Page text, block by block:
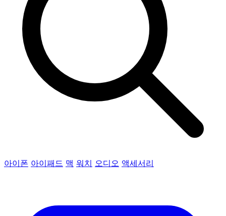
아이폰 아이패드 맥 워치 오디오 액세서리